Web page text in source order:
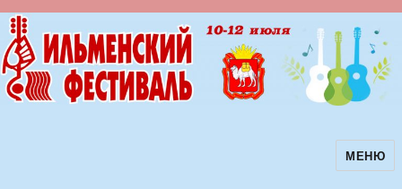
Ильменский фестиваль авторскойМЕНЮ